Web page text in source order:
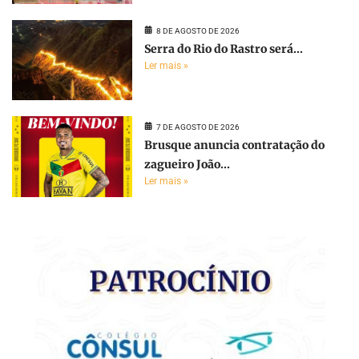
8 DE AGOSTO DE 2026
Serra do Rio do Rastro será...
Ler mais »
7 DE AGOSTO DE 2026
Brusque anuncia contratação do
zagueiro João...
Ler mais »